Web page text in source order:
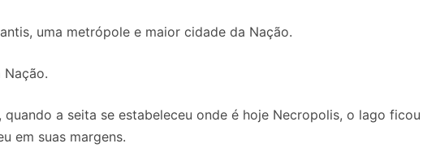
uma metrópole e maior cidade da Nação.
quando a seita se estabeleceu onde é hoje Necropolis, o lago ficou
em suas margens.